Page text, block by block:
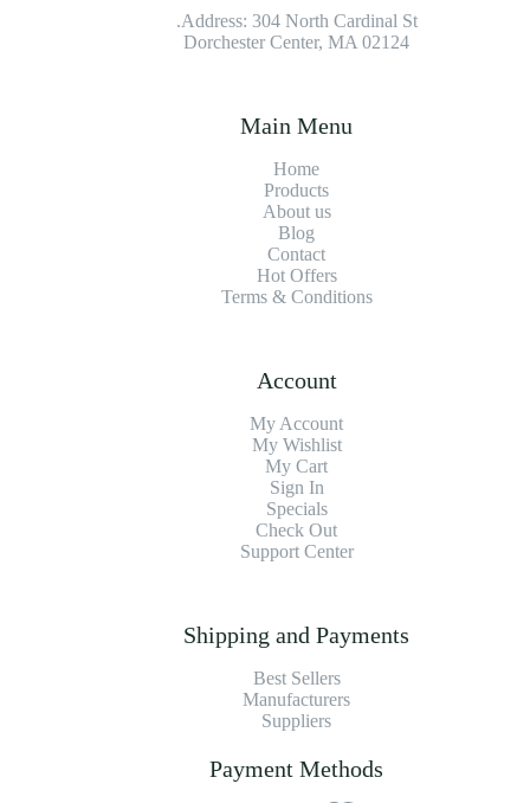
Address: 304 North Cardinal St.
Dorchester Center, MA 02124
Main Menu
Home
Products
About us
Blog
Contact
Hot Offers
Terms & Conditions
Account
My Account
My Wishlist
My Cart
Sign In
Specials
Check Out
Support Center
Shipping and Payments
Best Sellers
Manufacturers
Suppliers
Payment Methods